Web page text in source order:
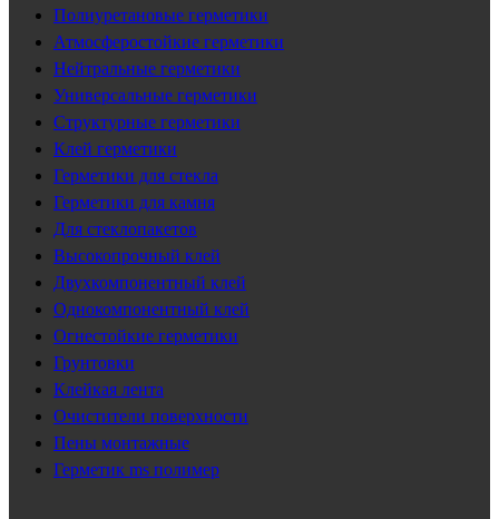
Полиуретановые герметики
Атмосферостойкие герметики
Нейтральные герметики
Универсальные герметики
Структурные герметики
Клей герметики
Герметики для стекла
Герметики для камня
Для стеклопакетов
Высокопрочный клей
Двухкомпонентный клей
Однокомпонентный клей
Огнестойкие герметики
Грунтовки
Клейкая лента
Очистители поверхности
Пены монтажные
Герметик ms полимер